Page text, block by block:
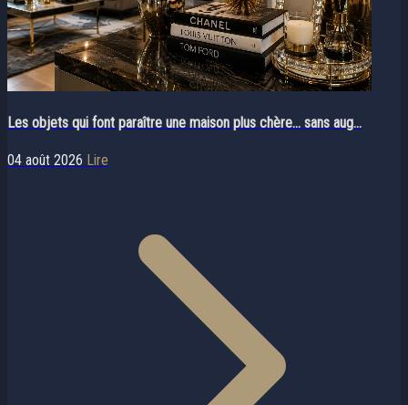
Les objets qui font paraître une maison plus chère… sans aug...
04 août 2026 Lire